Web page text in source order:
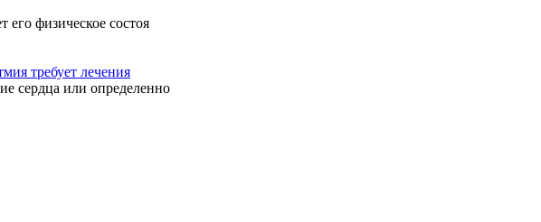
его физическое состоя
требует лечения
сердца или определенно